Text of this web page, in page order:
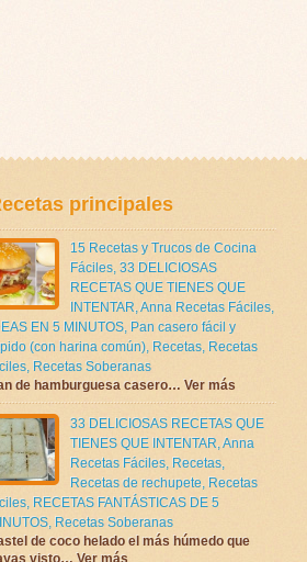
principales
15 Recetas y Trucos de Cocina
Fáciles, 33 DELICIOSAS
RECETAS QUE TIENES QUE
INTENTAR,Anna Recetas Fáciles,
EN 5 MINUTOS, Pan casero fácil y
(con harina común), Recetas, Recetas
, Recetas Soberanas
de hamburguesa casero… Ver más
33 DELICIOSAS RECETAS QUE
TIENES QUE INTENTAR,Anna
Recetas Fáciles, Recetas,
Recetas de rechupete, Recetas
, RECETAS FANTÁSTICAS DE 5
, Recetas Soberanas
de coco helado el más húmedo que
visto… Ver más